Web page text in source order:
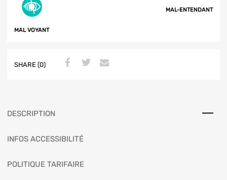
MAL VOYANT
MAL-ENTENDANT
SHARE (0)
DESCRIPTION
INFOS ACCESSIBILITÉ
POLITIQUE TARIFAIRE